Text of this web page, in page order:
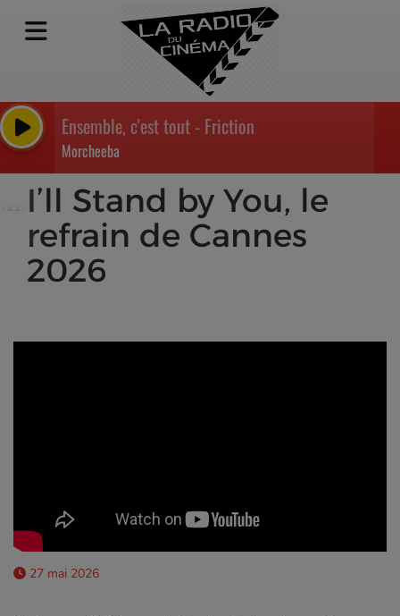
Ensemble, c'est tout - Friction
Morcheeba
I’ll Stand by You, le
refrain de Cannes
2026
27 mai 2026